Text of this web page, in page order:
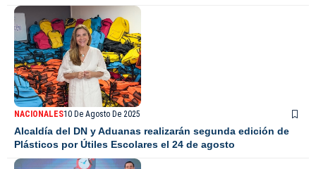
NACIONALES10 De Agosto De 2025
Alcaldía del DN y Aduanas realizarán segunda edición de
Plásticos por Útiles Escolares el 24 de agosto